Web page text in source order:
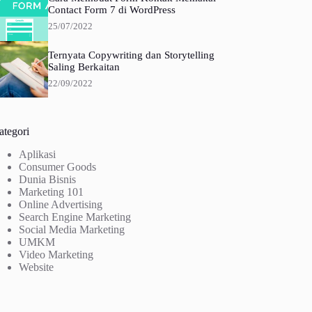
Contact Form 7 di WordPress
25/07/2022
Ternyata Copywriting dan Storytelling
Saling Berkaitan
22/09/2022
Aplikasi
Consumer Goods
Dunia Bisnis
Marketing 101
Online Advertising
Search Engine Marketing
Social Media Marketing
UMKM
Video Marketing
Website